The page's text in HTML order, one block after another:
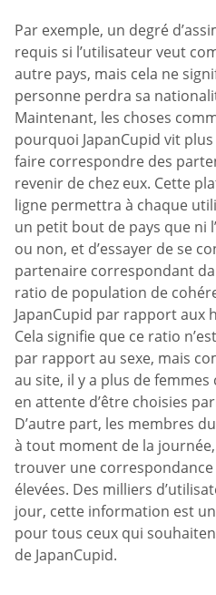
Par exemple, un degré
requis si l’utilisateur veut
autre pays, mais cela ne
personne perdra sa
Maintenant, les choses
pourquoi JapanCupid vit
faire correspondre des
revenir de chez eux. Cette
ligne permettra à chaque
un petit bout de pays que ni
ou non, et d’essayer de se
partenaire correspondant
ratio de population de
JapanCupid par rapport aux
Cela signifie que ce ratio
par rapport au sexe, mais
au site, il y a plus de
en attente d’être choisies
D’autre part, les membres
à tout moment de la
trouver une
élevées. Des milliers
jour, cette information est
pour tous ceux qui
de JapanCupid.